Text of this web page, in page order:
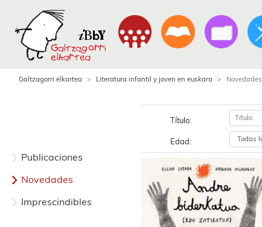
Galtzagorri elkartea Literatura infantil y joven en euskara Novedades
Publicaciones
Novedades
Imprescindibles
Título:
Edad: